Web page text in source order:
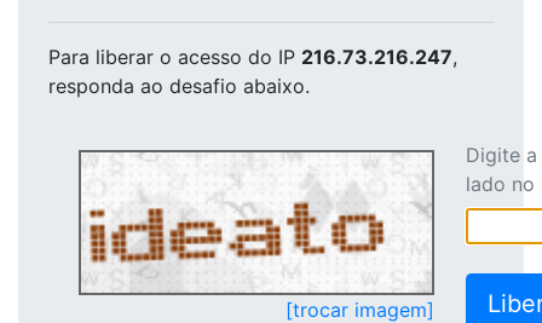
Para liberar o acesso do IP 216.73.216.247,
responda ao desafio abaixo.
[trocar imagem]
Digite
lado no